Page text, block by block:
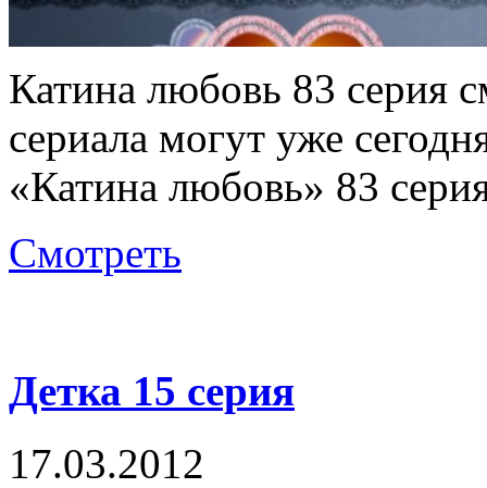
Катина любовь 83 серия
сериала могут уже
«Катина любовь» 83
Смотреть
Детка 15 серия
17.03.2012